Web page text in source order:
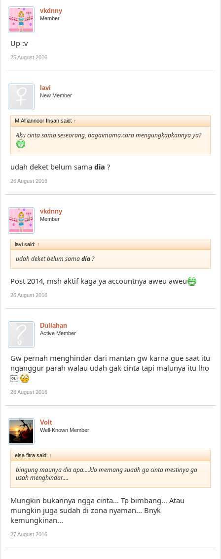
vkdnny
Member
Up :v
25 August 2016
lavi
New Member
M.Alfiannoor Ihsan said: ↑
Aku cinta sama seseorang, bagaimama.cara mengungkapkannya ya?
udah deket belum sama dia ?
26 August 2016
vkdnny
Member
lavi said: ↑
udah deket belum samadia ?
Post 2014, msh aktif kaga ya accountnya aweu aweu
26 August 2016
Dullahan
Active Member
Gw pernah menghindar dari mantan gw karna gue saat itu
nganggur parah walau udah gak cinta tapi malunya itu lho
￼
26 August 2016
Volt
Well-Known Member
elsa fitra said: ↑
bingung maunya dia apa....klo memang suadh ga cinta mestinya ga
usah menghindar....
Mungkin bukannya ngga cinta... Tp bimbang... Atau
mungkin juga sudah di zona nyaman... Bnyk
kemungkinan...
27 August 2016